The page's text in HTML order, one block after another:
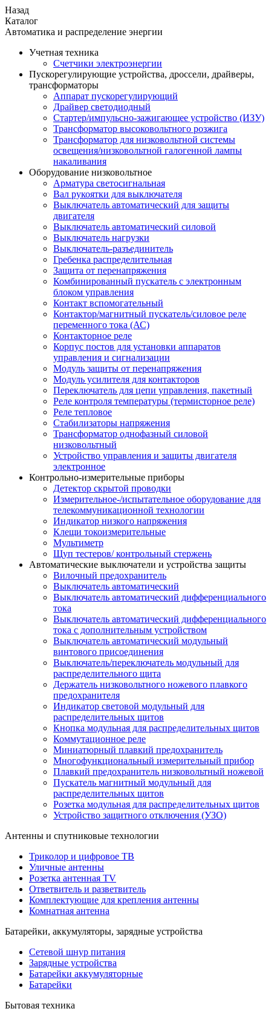
Назад
Каталог
Автоматика и распределение энергии
Учетная техника
Счетчики электроэнергии
Пускорегулирующие устройства, дроссели, драйверы,
трансформаторы
Аппарат пускорегулирующий
Драйвер светодиодный
Стартер/импульсно-зажигающее устройство (ИЗУ)
Трансформатор высоковольтного розжига
Трансформатор для низковольтной системы
освещения/низковольтной галогенной лампы
накаливания
Оборудование низковольтное
Арматура светосигнальная
Вал рукоятки для выключателя
Выключатель автоматический для защиты
двигателя
Выключатель автоматический силовой
Выключатель нагрузки
Выключатель-разъединитель
Гребенка распределительная
Защита от перенапряжения
Комбинированный пускатель с электронным
блоком управления
Контакт вспомогательный
Контактор/магнитный пускатель/силовое реле
переменного тока (АС)
Контакторное реле
Корпус постов для установки аппаратов
управления и сигнализации
Модуль защиты от перенапряжения
Модуль усилителя для контакторов
Переключатель для цепи управления, пакетный
Реле контроля температуры (термисторное реле)
Реле тепловое
Стабилизаторы напряжения
Трансформатор однофазный силовой
низковольтный
Устройство управления и защиты двигателя
электронное
Контрольно-измерительные приборы
Детектор скрытой проводки
Измерительное-/испытательное оборудование для
телекоммуникационной технологии
Индикатор низкого напряжения
Клещи токоизмерительные
Мультиметр
Щуп тестеров/ контрольный стержень
Автоматические выключатели и устройства защиты
Вилочный предохранитель
Выключатель автоматический
Выключатель автоматический дифференциального
тока
Выключатель автоматический дифференциального
тока с дополнительным устройством
Выключатель автоматический модульный
винтового присоединения
Выключатель/переключатель модульный для
распределительного щита
Держатель низковольтного ножевого плавкого
предохранителя
Индикатор световой модульный для
распределительных щитов
Кнопка модульная для распределительных щитов
Коммутационное реле
Миниатюрный плавкий предохранитель
Многофункциональный измерительный прибор
Плавкий предохранитель низковольтный ножевой
Пускатель магнитный модульный для
распределительных щитов
Розетка модульная для распределительных щитов
Устройство защитного отключения (УЗО)
Антенны и спутниковые технологии
Триколор и цифровое ТВ
Уличные антенны
Розетка антенная TV
Ответвитель и разветвитель
Комплектующие для крепления антенны
Комнатная антенна
Батарейки, аккумуляторы, зарядные устройства
Сетевой шнур питания
Зарядные устройства
Батарейки аккумуляторные
Батарейки
Бытовая техника